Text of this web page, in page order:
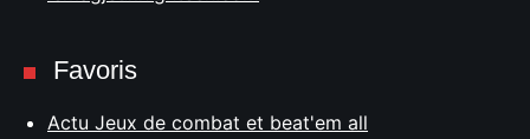
Favoris
Actu Jeux de combat et beat'em all